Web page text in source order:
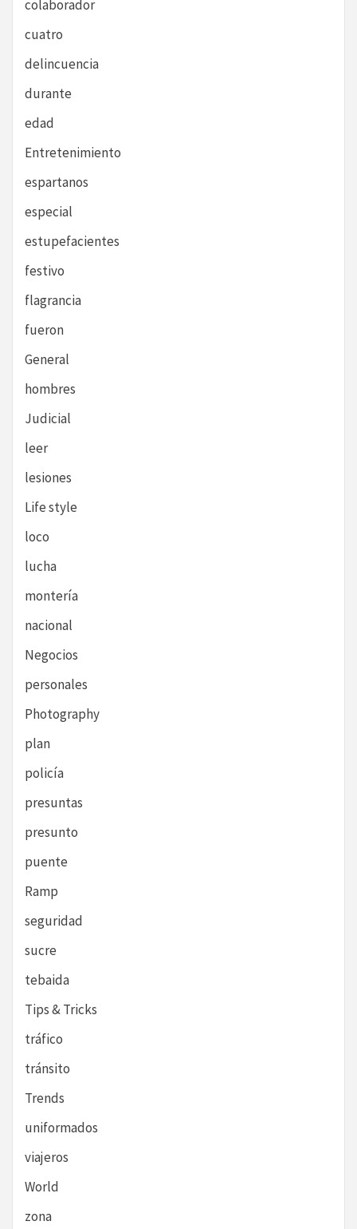
colaborador
cuatro
delincuencia
durante
edad
Entretenimiento
espartanos
especial
estupefacientes
festivo
flagrancia
fueron
General
hombres
Judicial
leer
lesiones
Life style
loco
lucha
montería
nacional
Negocios
personales
Photography
plan
policía
presuntas
presunto
puente
Ramp
seguridad
sucre
tebaida
Tips & Tricks
tráfico
tránsito
Trends
uniformados
viajeros
World
zona